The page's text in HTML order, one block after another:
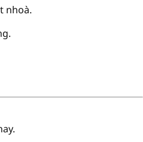
nhoà.